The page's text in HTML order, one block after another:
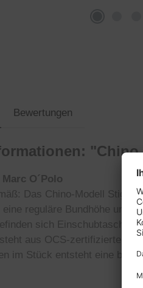
Bewertungen
"Chino
O´Polo
Das Chino-Modell Stig
eine reguläre Bundhöhe und
sich
aus OCS-zertifizierter
im Stück entsteht eine